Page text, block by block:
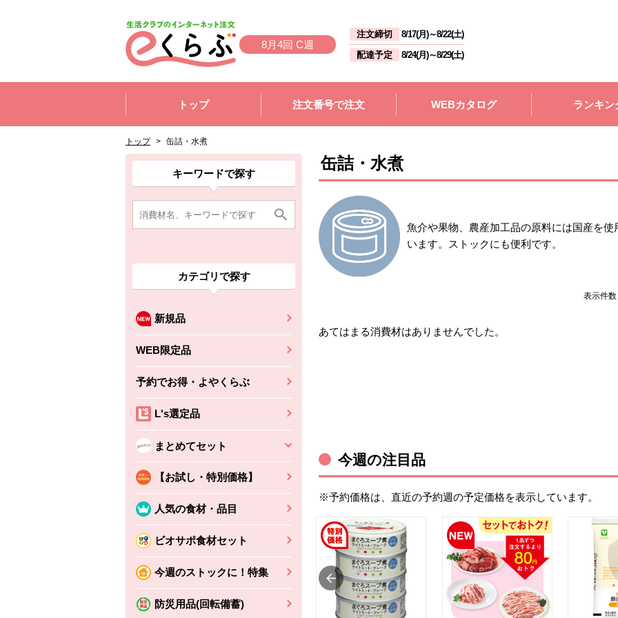
8月4回 C週
注文締切 8/17(月)～8/22(土)
配達予定
8/24(月)～8/29(土)
トップ
注文番号で注文 WEBカタログ ランキン
トップ > 缶詰・水煮
ここから消費材検索メニューです。
キーワードで探す
カテゴリで探す
新規品
WEB限定品
予約でお得・よやくらぶ
L's選定品
まとめてセット
【お試し・特別価格】
人気の食材・品目
ビオサポ食材セット
今週のストックに！特集
防災用品(回転備蓄)
消費材検索メニューここまで。
ここから本文です。
ここから組合員向けメニューです。
組合員向けメニューここまで。
ここから本文です。 缶詰・水煮
魚介や果物、農産加工品の原料には国産を
います。ストックにも便利です。
表示件数
あてはまる消費材はありませんでした。
今週の注目品
※予約価格は、直近の予約週の予定価格を表示しています。